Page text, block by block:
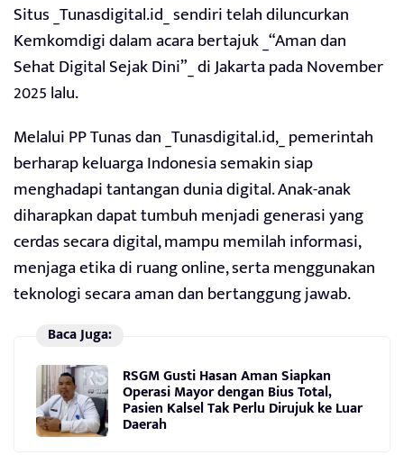
Situs _Tunasdigital.id_ sendiri telah diluncurkan
Kemkomdigi dalam acara bertajuk _“Aman dan
Sehat Digital Sejak Dini”_ di Jakarta pada November
2025 lalu.
Melalui PP Tunas dan _Tunasdigital.id,_ pemerintah
berharap keluarga Indonesia semakin siap
menghadapi tantangan dunia digital. Anak-anak
diharapkan dapat tumbuh menjadi generasi yang
cerdas secara digital, mampu memilah informasi,
menjaga etika di ruang online, serta menggunakan
teknologi secara aman dan bertanggung jawab.
Baca Juga:
RSGM Gusti Hasan Aman Siapkan
Operasi Mayor dengan Bius Total,
Pasien Kalsel Tak Perlu Dirujuk ke Luar
Daerah